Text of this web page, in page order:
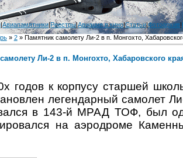
|Авиапамятники|Реестры|Авиация в кино|Статьи|Фотоархив|
» 2» Памятник самолету Ли-2 в п. Монгохто,
Ли-2 в п. Монгохто, Хабаровского
годов к корпусу старшей
легендарный самолет
в 143-й МРАД ТОФ, был
на аэродроме